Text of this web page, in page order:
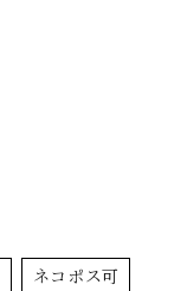
ネコポス可